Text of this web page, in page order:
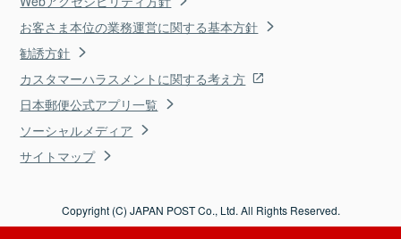
お客さま本位の業務運営に関する基本方針
勧誘方針
カスタマーハラスメントに関する考え方
日本郵便公式アプリ一覧
ソーシャルメディア
サイトマップ
Copyright (C) JAPAN POST Co., Ltd. All Rights Reserved.